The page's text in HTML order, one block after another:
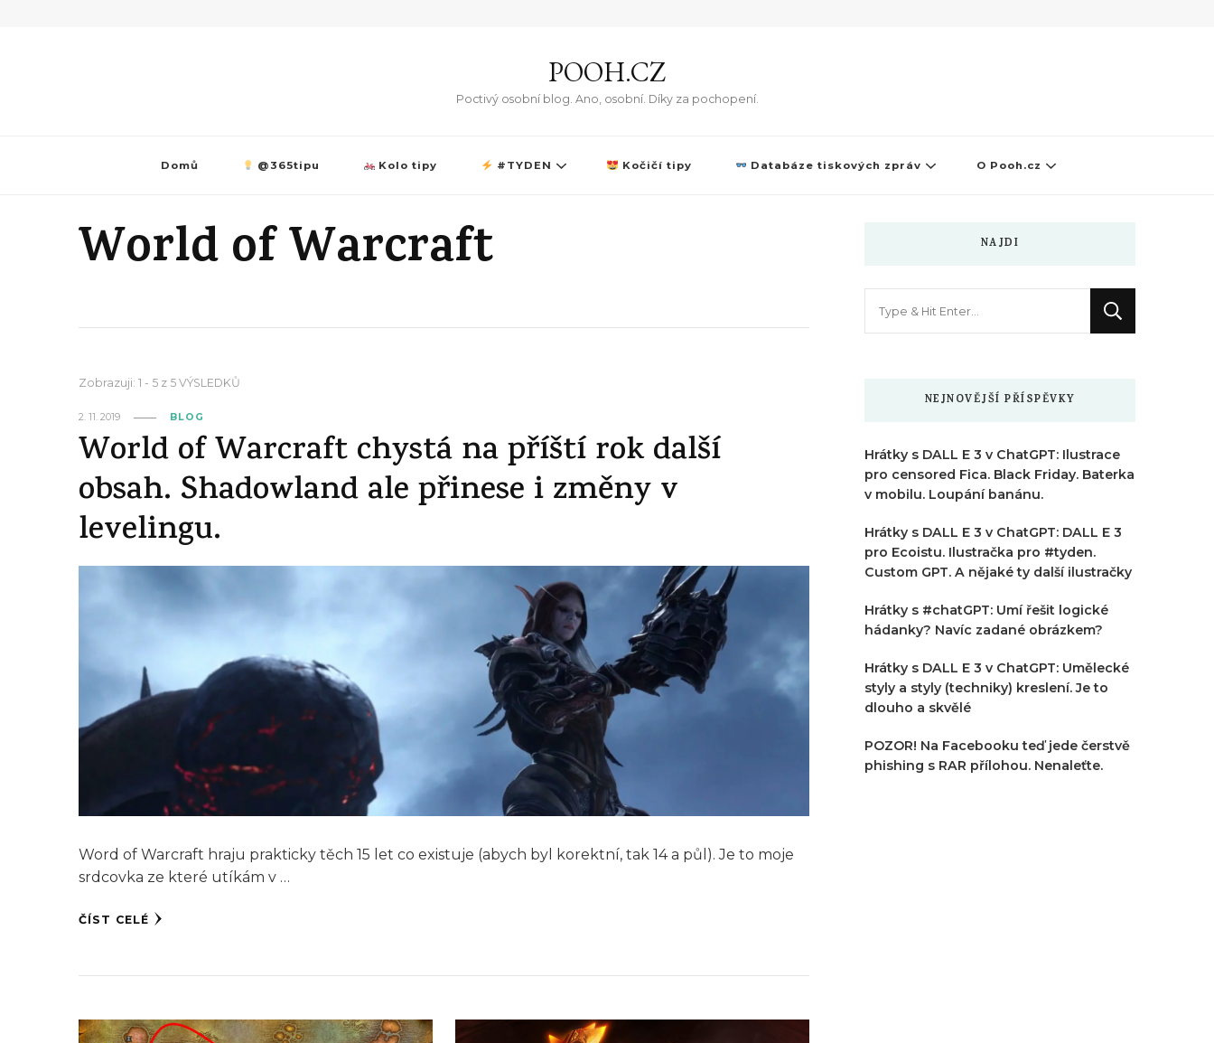
POOH.CZ
Poctivý osobní blog. Ano, osobní. Díky za pochopení.
Domů @365tipu Kolo tipy #TYDEN Kočičí tipy Databáze tiskových zpráv O Pooh.cz
World of Warcraft
Zobrazuji: 1 - 5 z 5 VÝSLEDKŮ
2. 11. 2019 BLOG
World of Warcraft chystá na příští rok další
obsah. Shadowland ale přinese i změny v
levelingu.
Word of Warcraft hraju prakticky těch 15 let co existuje (abych byl korektní, tak 14 a půl). Je to moje
srdcovka ze které utíkám v …
ČÍST CELÉ
NAJDI
NEJNOVĚJŠÍ PŘÍSPĚVKY
Hrátky s DALL E 3 v ChatGPT: Ilustrace
pro censored Fica. Black Friday. Baterka
v mobilu. Loupání banánu.
Hrátky s DALL E 3 v ChatGPT: DALL E 3
pro Ecoistu. Ilustračka pro #tyden.
Custom GPT. A nějaké ty další ilustračky
Hrátky s #chatGPT: Umí řešit logické
hádanky? Navíc zadané obrázkem?
Hrátky s DALL E 3 v ChatGPT: Umělecké
styly a styly (techniky) kreslení. Je to
dlouho a skvělé
POZOR! Na Facebooku teď jede čerstvě
phishing s RAR přílohou. Nenaleťte.